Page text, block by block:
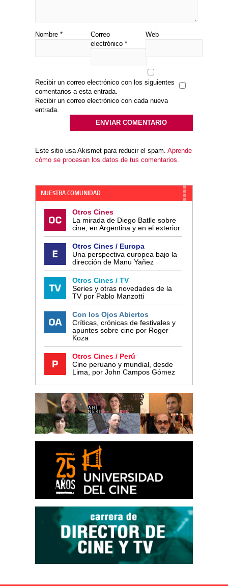
Nombre *
Correo
electrónico *
Web
Recibir un correo electrónico con los siguientes
comentarios a esta entrada.
Recibir un correo electrónico con cada nueva
entrada.
Este sitio usa Akismet para reducir el spam. Aprende
cómo se procesan los datos de tus comentarios.
NUESTRA COMUNIDAD
Otros Cines
La mirada de Diego Batlle sobre
cine, en Argentina y en el exterior
Otros Cines / Europa
Una perspectiva europea bajo la
dirección de Manu Yañez
Otros Cines / TV
Series y otras novedades de la
TV por Pablo Manzotti
Con los Ojos Abiertos
Críticas, crónicas de festivales y
apuntes sobre cine por Roger
Koza
Otros Cines / Perú
Cine peruano y mundial, desde
Lima, por John Campos Gómez